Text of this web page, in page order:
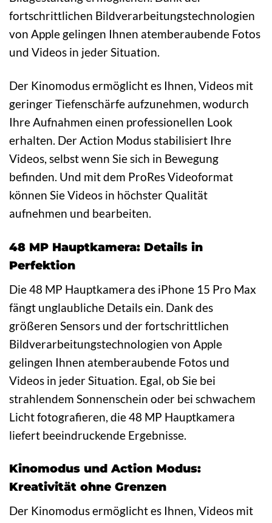
fortschrittlichen Bildverarbeitungstechnologien
von Apple gelingen Ihnen atemberaubende Fotos
und Videos in jeder Situation.
Der Kinomodus ermöglicht es Ihnen, Videos mit
geringer Tiefenschärfe aufzunehmen, wodurch
Ihre Aufnahmen einen professionellen Look
erhalten. Der Action Modus stabilisiert Ihre
Videos, selbst wenn Sie sich in Bewegung
befinden. Und mit dem ProRes Videoformat
können Sie Videos in höchster Qualität
aufnehmen und bearbeiten.
48 MP Hauptkamera: Details in
Perfektion
Die 48 MP Hauptkamera des iPhone 15 Pro Max
fängt unglaubliche Details ein. Dank des
größeren Sensors und der fortschrittlichen
Bildverarbeitungstechnologien von Apple
gelingen Ihnen atemberaubende Fotos und
Videos in jeder Situation. Egal, ob Sie bei
strahlendem Sonnenschein oder bei schwachem
Licht fotografieren, die 48 MP Hauptkamera
liefert beeindruckende Ergebnisse.
Kinomodus und Action Modus:
Kreativität ohne Grenzen
Der Kinomodus ermöglicht es Ihnen, Videos mit